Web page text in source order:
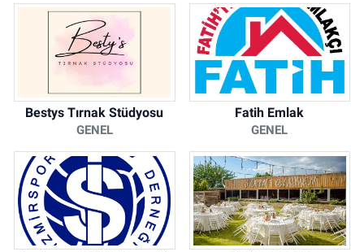
Bestys Tırnak Stüdyosu
GENEL
Fatih Emlak
GENEL